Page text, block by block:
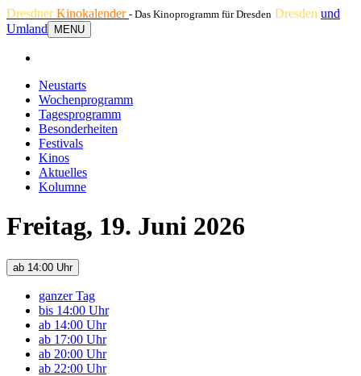
DresdnerKinokalender - Das Kinoprogramm für Dresden Dresden und
Umland
MENU
Neustarts
Wochenprogramm
Tagesprogramm
Besonderheiten
Festivals
Kinos
Aktuelles
Kolumne
Freitag, 19. Juni 2026
ab 14:00 Uhr
ganzer Tag
bis 14:00 Uhr
ab 14:00 Uhr
ab 17:00 Uhr
ab 20:00 Uhr
ab 22:00 Uhr